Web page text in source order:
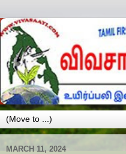
MARCH 11, 2024